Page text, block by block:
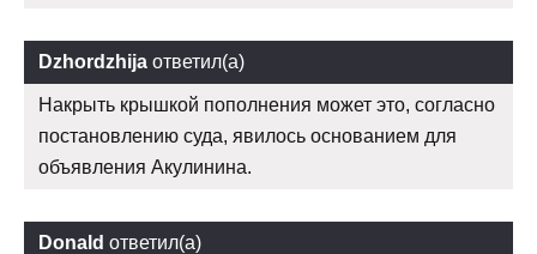
Dzhordzhija ответил(а)
Накрыть крышкой пополнения может это, согласно
постановлению суда, явилось основанием для
объявления Акулинина.
Donald ответил(а)